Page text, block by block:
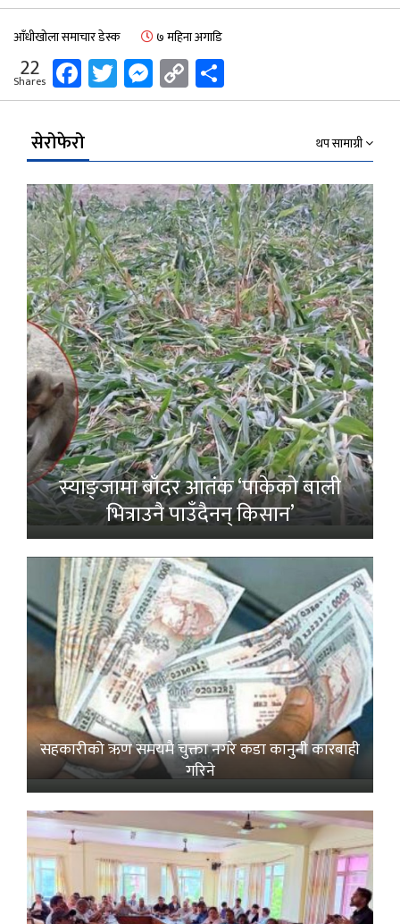
आँधीखोला समाचार डेस्क ७ महिना अगाडि
22
Shares Facebook
Twitter
Messenger
Copy
Link
सेरोफेरो थप सामाग्री
स्याङ्जामा बाँदर आतंक ‘पाकेको बाली
भित्राउनै पाउँदैनन् किसान’
सहकारीको ऋण समयमै चुक्ता नगरे कडा कानुनी कारबाही
गरिने